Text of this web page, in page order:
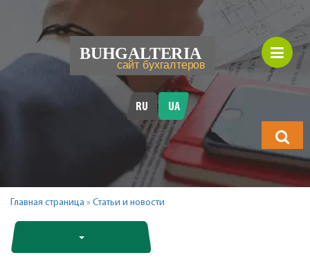
RU UA
Главная страница » Статьи и новости